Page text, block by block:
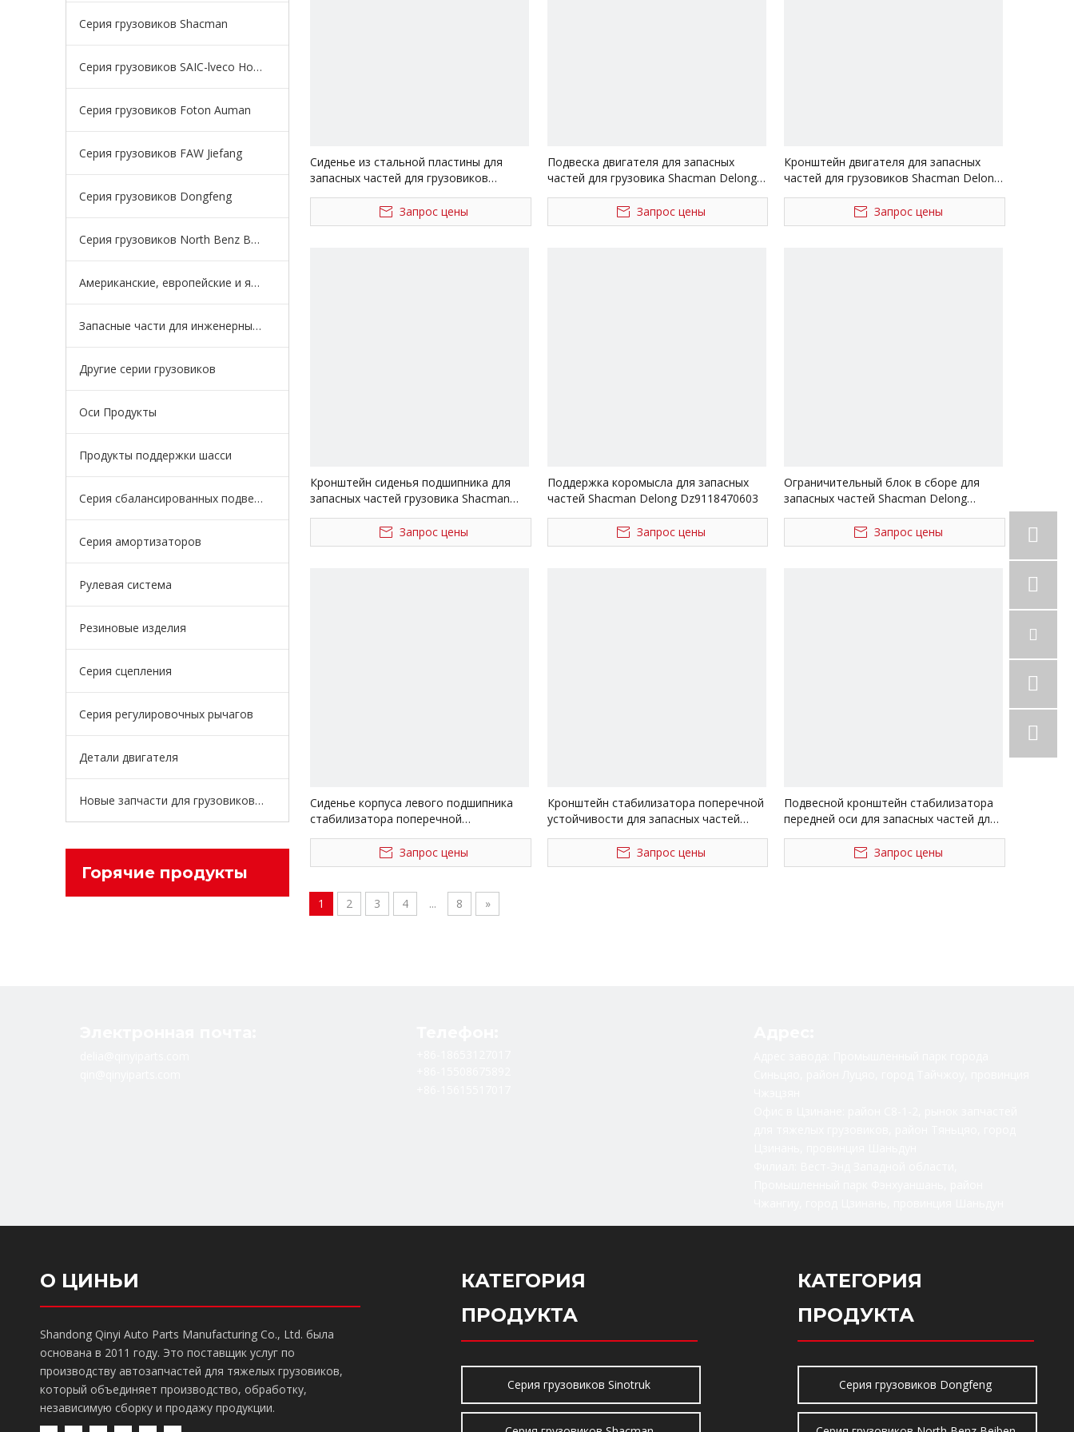
Серия грузовиков Shacman
Серия грузовиков SAIC-lveco Hongyan
Серия грузовиков Foton Auman
Серия грузовиков FAW Jiefang
Серия грузовиков Dongfeng
Серия грузовиков North Benz Beiben
Американские, европейские и японские серии грузовиков
Запасные части для инженерных машин для карьерных самосвалов
Другие серии грузовиков
Оси Продукты
Продукты поддержки шасси
Серия сбалансированных подвесок
Серия амортизаторов
Рулевая система
Резиновые изделия
Серия сцепления
Серия регулировочных рычагов
Детали двигателя
Новые запчасти для грузовиков энергии
Горячие продукты
Сиденье из стальной пластины для
запасных частей для грузовиков
Shacman Delong HD90129520037
Запрос цены
Подвеска двигателя для запасных
частей для грузовика Shacman Delong
Dz9112590151 Dz9112590152
Запрос цены
Кронштейн двигателя для запасных
частей для грузовиков Shacman Delong
Dz9114510031 Dz9114510032
Запрос цены
Кронштейн сиденья подшипника для
запасных частей грузовика Shacman
Delong 81.437226054/81.437226055
Запрос цены
Поддержка коромысла для запасных
частей Shacman Delong Dz9118470603
Запрос цены
Ограничительный блок в сборе для
запасных частей Shacman Delong
Dz97259520418
Запрос цены
Сиденье корпуса левого подшипника
стабилизатора поперечной
устойчивости для запасных частей для
грузовиков Shacman Delong X3000
Sz965000720
Запрос цены
Кронштейн стабилизатора поперечной
устойчивости для запасных частей
Shacman Delong X3000 Dz97259680103
Запрос цены
Подвесной кронштейн стабилизатора
передней оси для запасных частей для
грузовиков Shacman Delong
Запрос цены
1 2 3 4 ... 8 »
О ЦИНЬИ
Shandong Qinyi Auto Parts Manufacturing Co., Ltd. была
основана в 2011 году. Это поставщик услуг по
производству автозапчастей для тяжелых грузовиков,
который объединяет производство, обработку,
независимую сборку и продажу продукции.
КАТЕГОРИЯ
ПРОДУКТА
Серия грузовиков Sinotruk
КАТЕГОРИЯ
ПРОДУКТА
Серия грузовиков Dongfeng